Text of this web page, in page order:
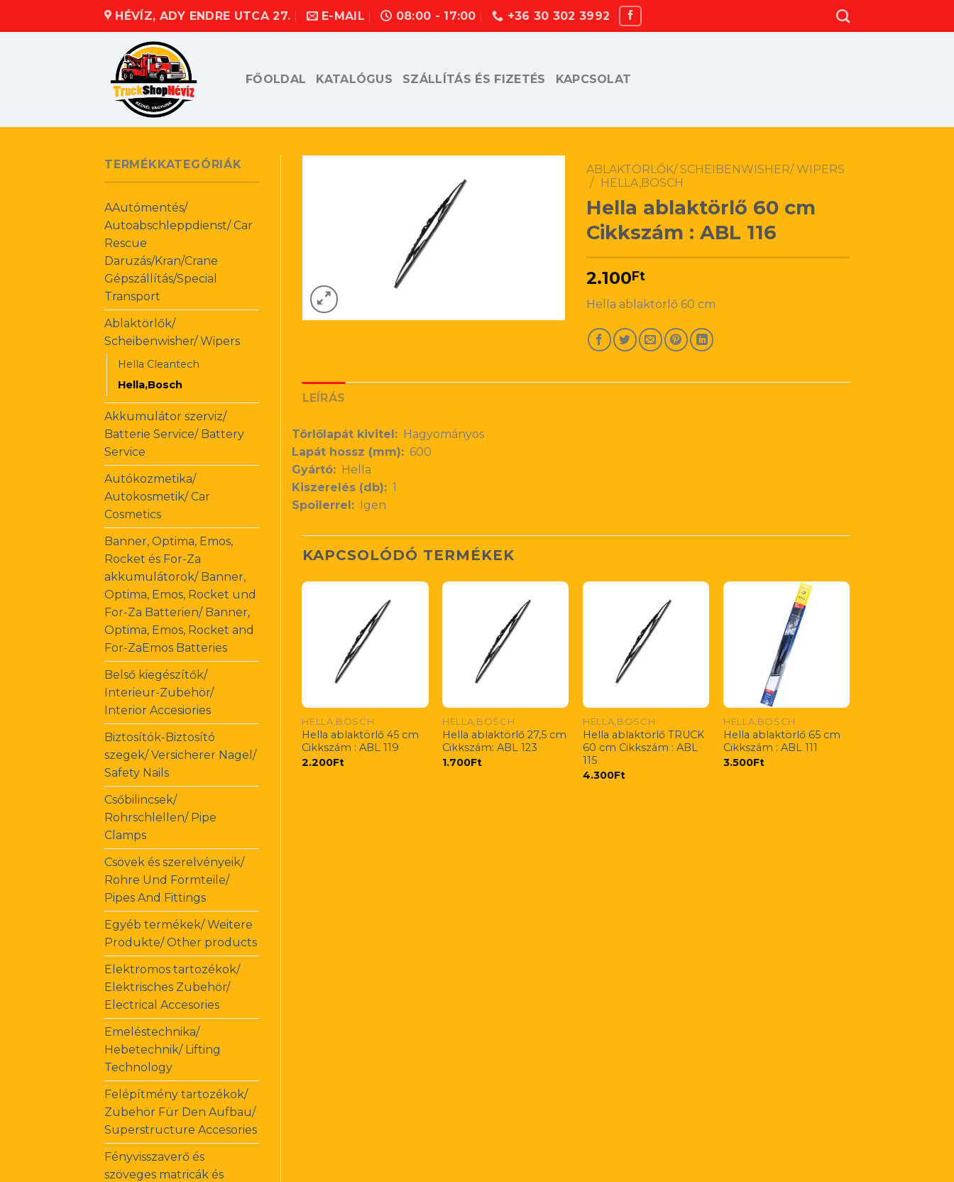
HÉVÍZ, ADY ENDRE UTCA 27. E-MAIL 08:00 - 17:00 +36 30 302 3992
FŐOLDAL KATALÓGUS SZÁLLÍTÁS ÉS FIZETÉS KAPCSOLAT
TERMÉKKATEGÓRIÁK
AAutómentés/
Autoabschleppdienst/ Car
Rescue
Daruzás/Kran/Crane
Gépszállítás/Special
Transport
Ablaktörlők/
Scheibenwisher/ Wipers
Hella Cleantech
Hella,Bosch
Akkumulátor szerviz/
Batterie Service/ Battery
Service
Autókozmetika/
Autokosmetik/ Car
Cosmetics
Banner, Optima, Emos,
Rocket és For-Za
akkumulátorok/ Banner,
Optima, Emos, Rocket und
For-Za Batterien/ Banner,
Optima, Emos, Rocket and
For-ZaEmos Batteries
Belső kiegészítők/
Interieur-Zubehör/
Interior Accesiories
Biztosítók-Biztosító
szegek/ Versicherer Nagel/
Safety Nails
Csőbilincsek/
Rohrschlellen/ Pipe
Clamps
Csövek és szerelvényeik/
Rohre Und Formteile/
Pipes And Fittings
Egyéb termékek/ Weitere
Produkte/ Other products
Elektromos tartozékok/
Elektrisches Zubehör/
Electrical Accesories
Emeléstechnika/
Hebetechnik/ Lifting
Technology
Felépítmény tartozékok/
Zubehör Für Den Aufbau/
Superstructure Accesories
Fényvisszaverő és
szöveges matricák és
ABLAKTÖRLŐK/ SCHEIBENWISHER/ WIPERS
/
HELLA,BOSCH
Hella ablaktörlő 60 cm
Cikkszám : ABL 116
2.100Ft
Hella ablaktörlő 60 cm
LEÍRÁS
Törlőlapát kivitel:Hagyományos
Lapát hossz (mm):600
Gyártó:Hella
Kiszerelés (db):1
Spoilerrel:Igen
KAPCSOLÓDÓ TERMÉKEK
HELLA,BOSCH
Hella ablaktörlő 45 cm
Cikkszám : ABL 119
2.200Ft
HELLA,BOSCH
Hella ablaktörlő 27,5 cm
Cikkszám: ABL 123
1.700Ft
HELLA,BOSCH
Hella ablaktörlő TRUCK
60 cm Cikkszám : ABL
115
4.300Ft
HELLA,BOSCH
Hella ablaktörlő 65 cm
Cikkszám : ABL 111
3.500Ft